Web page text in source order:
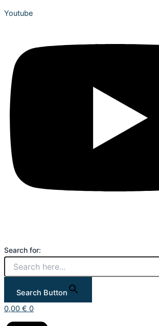
Youtube
Search for:
Search Button
0,00 € 0